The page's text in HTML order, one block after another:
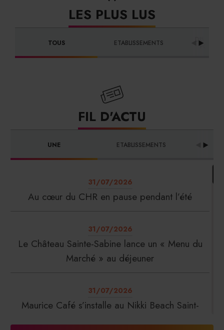
LES PLUS LUS
TOUS ETABLISSEMENTS
FIL D'ACTU
UNE ETABLISSEMENTS
31/07/2026
Au cœur du CHR en pause pendant l’été
31/07/2026
Le Château Sainte-Sabine lance un « Menu du
Marché » au déjeuner
31/07/2026
Maurice Café s’installe au Nikki Beach Saint-